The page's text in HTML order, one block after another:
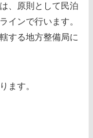
、原則として民泊
インで行います。
する地方整備局に
ます。